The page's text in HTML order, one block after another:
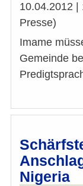
10.04.2012 |
Presse)
Imame
Gemeinde
Nigeria